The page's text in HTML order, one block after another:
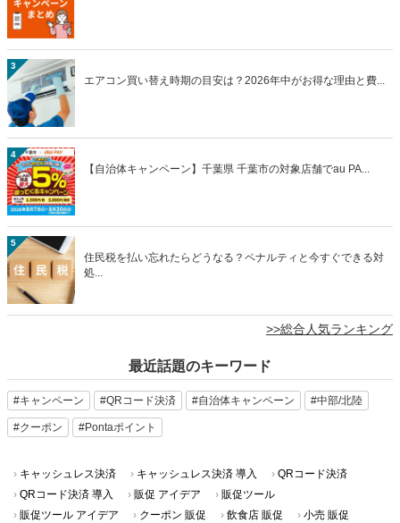
3
エアコン買い替え時期の目安は？2026年中がお得な理由と費...
4
【自治体キャンペーン】千葉県 千葉市の対象店舗でau PA...
5
住民税を払い忘れたらどうなる？ペナルティと今すぐできる対
処...
>>総合人気ランキング
最近話題のキーワード
#キャンペーン #QRコード決済 #自治体キャンペーン #中部/北陸
#クーポン #Pontaポイント
キャッシュレス決済 キャッシュレス決済 導入
QRコード決済
QRコード決済 導入
販促 アイデア
販促ツール
販促ツール アイデア
クーポン 販促 飲食店 販促
小売 販促